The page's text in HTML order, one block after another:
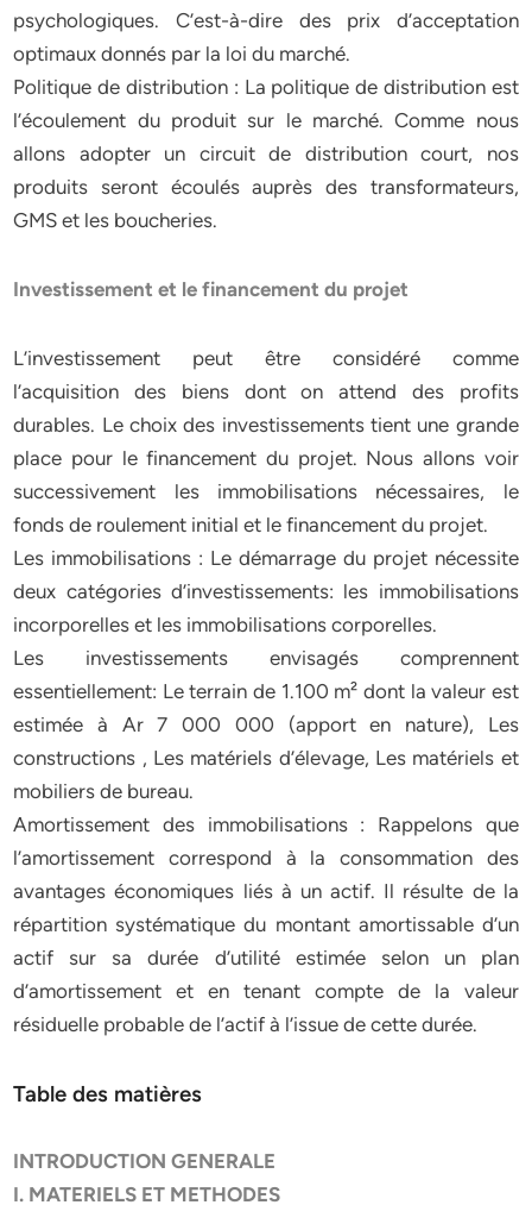
psychologiques. C’est-à-dire des prix d’acceptation
optimaux donnés par la loi du marché.
Politique de distribution : La politique de distribution est
l’écoulement du produit sur le marché. Comme nous
allons adopter un circuit de distribution court, nos
produits seront écoulés auprès des transformateurs,
GMS et les boucheries.
Investissement et le financement du projet
L’investissement peut être considéré comme
l’acquisition des biens dont on attend des profits
durables. Le choix des investissements tient une grande
place pour le financement du projet. Nous allons voir
successivement les immobilisations nécessaires, le
fonds de roulement initial et le financement du projet.
Les immobilisations : Le démarrage du projet nécessite
deux catégories d’investissements: les immobilisations
incorporelles et les immobilisations corporelles.
Les investissements envisagés comprennent
essentiellement: Le terrain de 1.100 m² dont la valeur est
estimée à Ar 7 000 000 (apport en nature), Les
constructions , Les matériels d’élevage, Les matériels et
mobiliers de bureau.
Amortissement des immobilisations : Rappelons que
l’amortissement correspond à la consommation des
avantages économiques liés à un actif. Il résulte de la
répartition systématique du montant amortissable d’un
actif sur sa durée d’utilité estimée selon un plan
d’amortissement et en tenant compte de la valeur
résiduelle probable de l’actif à l’issue de cette durée.
Table des matières
INTRODUCTION GENERALE
I. MATERIELS ET METHODES